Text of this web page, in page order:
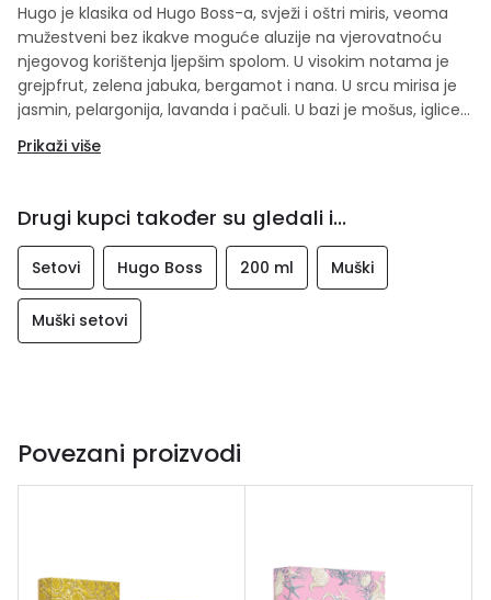
Hugo je klasika od Hugo Boss-a, svježi i oštri miris, veoma
mužestveni bez ikakve moguće aluzije na vjerovatnoću
njegovog korištenja ljepšim spolom. U visokim notama je
grejpfrut, zelena jabuka, bergamot i nana. U srcu mirisa je
jasmin, pelargonija, lavanda i pačuli. U bazi je mošus, iglice
Prikaži više
Drugi kupci također su gledali i...
Setovi Hugo Boss 200 ml Muški
Muški setovi
Povezani proizvodi